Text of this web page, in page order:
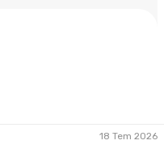
18 Tem 2026